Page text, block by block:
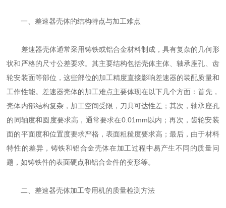
一、差速器壳体的结构特点与加工难点
差速器壳体通常采用铸铁或铝合金材料制成，具有复杂的几何形
状和严格的尺寸公差要求。其主要结构包括壳体主体、轴承座孔、齿
轮安装面等部位，这些部位的加工精度直接影响差速器的装配质量和
工作性能。差速器壳体的加工难点主要体现在以下几个方面：首先，
壳体内部结构复杂，加工空间受限，刀具可达性差；其次，轴承座孔
的同轴度和圆度要求高，通常要求在0.01mm以内；再次，齿轮安装
面的平面度和位置度要求严格，表面粗糙度要求高；最后，由于材料
特性的差异，铸铁和铝合金壳体在加工过程中易产生不同的质量问
题，如铸铁件的表面硬点和铝合金件的变形等。
二、差速器壳体加工专用机的质量检测方法